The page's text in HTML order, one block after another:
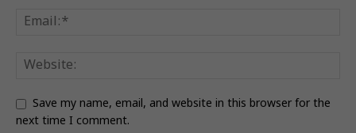
Save my name, email, and website in this browser for the
next time I comment.